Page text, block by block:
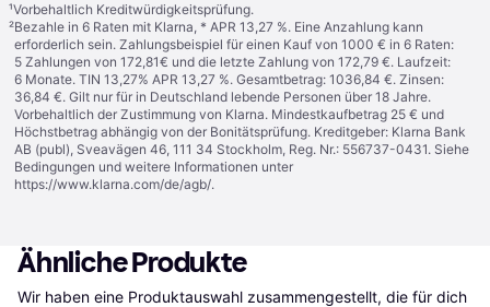
¹Vorbehaltlich Kreditwürdigkeitsprüfung.
²Bezahle in 6 Raten mit Klarna, * APR 13,27 %. Eine Anzahlung kann
erforderlich sein. Zahlungsbeispiel für einen Kauf von 1000 € in 6 Raten:
5 Zahlungen von 172,81€ und die letzte Zahlung von 172,79 €. Laufzeit:
6 Monate. TIN 13,27% APR 13,27 %. Gesamtbetrag: 1036,84 €. Zinsen:
36,84 €. Gilt nur für in Deutschland lebende Personen über 18 Jahre.
Vorbehaltlich der Zustimmung von Klarna. Mindestkaufbetrag 25 € und
Höchstbetrag abhängig von der Bonitätsprüfung. Kreditgeber: Klarna Bank
AB (publ), Sveavägen 46, 111 34 Stockholm, Reg. Nr.: 556737-0431. Siehe
Bedingungen und weitere Informationen unter
https://www.klarna.com/de/agb/.
Ähnliche Produkte
Wir haben eine Produktauswahl zusammengestellt, die für dich